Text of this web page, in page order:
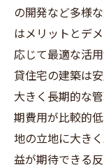
の開発など多様
はメリットとデ
応じて最適な活
貸住宅の建築は
大きく長期的な
期費用が比較的
地の立地に大き
益が期待できる